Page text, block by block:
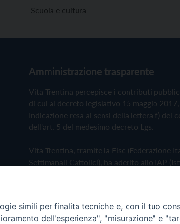
Scuola e cultura
Amministrazione trasparente
Vita Trentina percepisce i contributi
di cui al decreto legislativo 15 maggio 2017,
Indicazione resa ai sensi della lettera f) del
dell'art. 5 del medesimo decreto Lgs.
Vita Trentina, tramite la Fisc (Federazione
Settimanali Cattolici), ha aderito allo IAP
Privacy Policy Cookie Policy
simili per finalità tecniche e, con il tuo
dell'esperienza", "misurazione" e